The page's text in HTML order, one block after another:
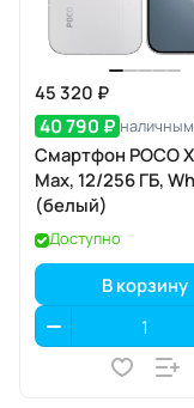
45 320 ₽
40 790 ₽
Смартфон POCO
Max, 12/256 ГБ,
(белый)
Доступно
В корзину